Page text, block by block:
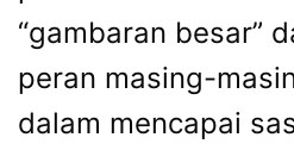
“gambaran besar”
peran masing-
dalam mencapai